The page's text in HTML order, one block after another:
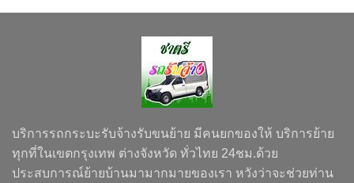
บริการรถกระบะรับจ้างรับขนย้าย มีคนยกของให้ บริการย้าย
ทุกที่ในเขตกรุงเทพ ต่างจังหวัด ทั่วไทย 24ชม.ด้วย
ประสบการณ์ย้ายบ้านมามากมายของเรา หวังว่าจะช่วยท่าน